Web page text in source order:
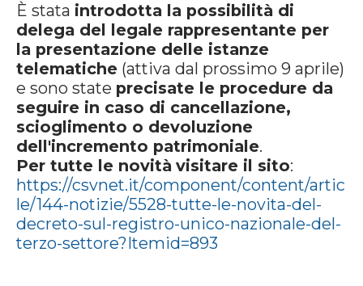
È stata introdotta la possibilità di
delega del legale rappresentante per
la presentazione delle istanze
telematiche (attiva dal prossimo 9 aprile)
e sono state precisate le procedure da
seguire in caso di cancellazione,
scioglimento o devoluzione
dell'incremento patrimoniale.
Per tutte le novità visitare il sito:
https://csvnet.it/component/content/artic
le/144-notizie/5528-tutte-le-novita-del-
decreto-sul-registro-unico-nazionale-del-
terzo-settore?Itemid=893